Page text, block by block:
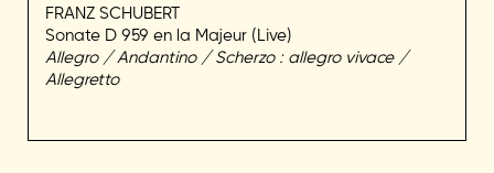
FRANZ SCHUBERT
Sonate D 959 en la Majeur (Live)
Allegro / Andantino / Scherzo : allegro vivace /
Allegretto